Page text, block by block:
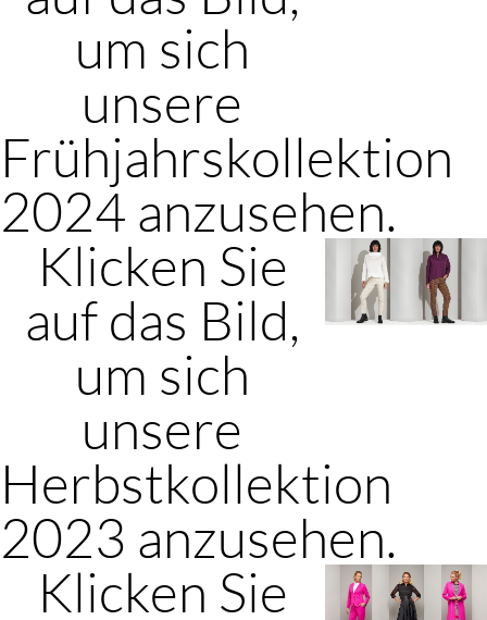
um sich
unsere
Frühjahrskollektion
2024 anzusehen.
Klicken Sie
auf das Bild,
um sich
unsere
Herbstkollektion
2023 anzusehen.
Klicken Sie